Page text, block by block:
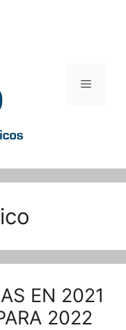
Menú
EN 2021
2022